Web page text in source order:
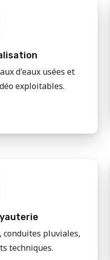
d'eaux usées et
exploitables.
pluviales,
techniques.